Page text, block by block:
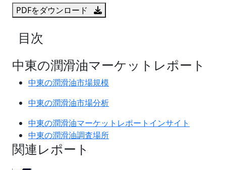
PDFをダウンロード
目次
中東の潤滑油マーケットレポート
中東の潤滑油市場規模
中東の潤滑油市場分析
中東の潤滑油マーケットレポートインサイト
中東の潤滑油調査場所
関連レポート